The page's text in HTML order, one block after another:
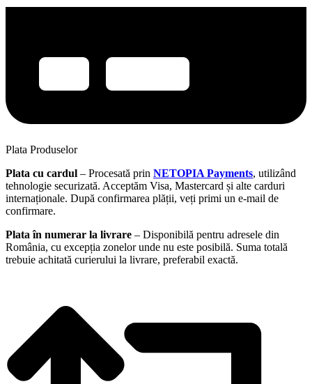
Plata Produselor
Plata cu cardul – Procesată prin NETOPIA Payments, utilizând
tehnologie securizată. Acceptăm Visa, Mastercard și alte carduri
internaționale. După confirmarea plății, veți primi un e-mail de
confirmare.
Plata în numerar la livrare – Disponibilă pentru adresele din
România, cu excepția zonelor unde nu este posibilă. Suma totală
trebuie achitată curierului la livrare, preferabil exactă.